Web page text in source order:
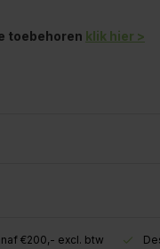
toebehoren klik hier >
€200,- excl. btw